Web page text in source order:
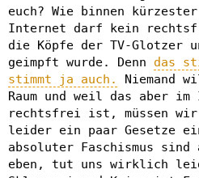
euch? Wie binnen
Internet darf kein
die Köpfe der TV-Glotzer
geimpft wurde. Denn das
stimmt ja auch.
Niemand
Raum und weil das aber
rechtsfrei ist, müssen
leider ein paar Gesetze
absoluter Faschismus
eben, tut uns wirklich